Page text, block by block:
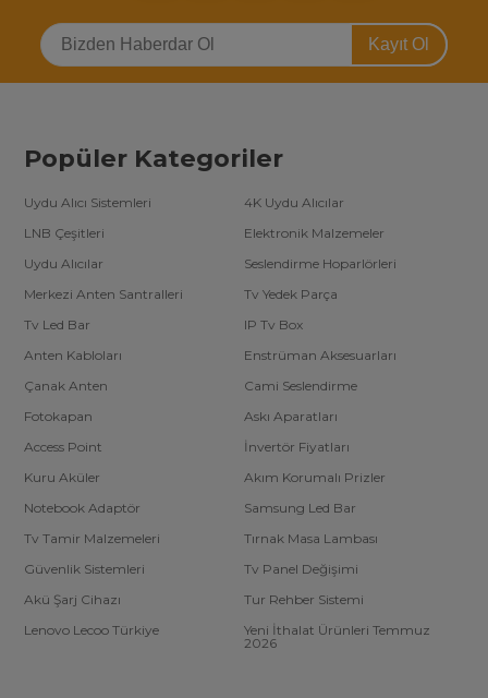
Kayıt Ol
Popüler Kategoriler
Uydu Alıcı Sistemleri
4K Uydu Alıcılar
LNB Çeşitleri
Elektronik Malzemeler
Uydu Alıcılar
Seslendirme Hoparlörleri
Merkezi Anten Santralleri
Tv Yedek Parça
Tv Led Bar
IP Tv Box
Anten Kabloları
Enstrüman Aksesuarları
Çanak Anten
Cami Seslendirme
Fotokapan
Askı Aparatları
Access Point
İnvertör Fiyatları
Kuru Aküler
Akım Korumalı Prizler
Notebook Adaptör
Samsung Led Bar
Tv Tamir Malzemeleri
Tırnak Masa Lambası
Güvenlik Sistemleri
Tv Panel Değişimi
Akü Şarj Cihazı
Tur Rehber Sistemi
Lenovo Lecoo Türkiye
Yeni İthalat Ürünleri Temmuz
2026